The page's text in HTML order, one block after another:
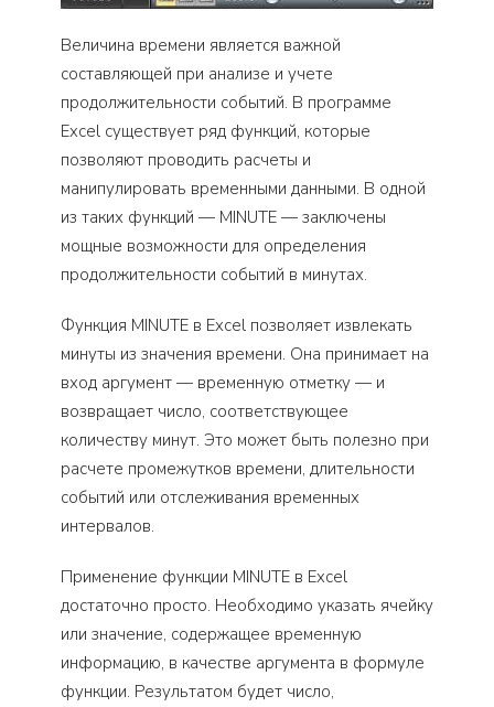
Величина времени является важной
составляющей при анализе и учете
продолжительности событий. В программе
Excel существует ряд функций, которые
позволяют проводить расчеты и
манипулировать временными данными. В одной
из таких функций — MINUTE — заключены
мощные возможности для определения
продолжительности событий в минутах.
Функция MINUTE в Excel позволяет извлекать
минуты из значения времени. Она принимает на
вход аргумент — временную отметку — и
возвращает число, соответствующее
количеству минут. Это может быть полезно при
расчете промежутков времени, длительности
событий или отслеживания временных
интервалов.
Применение функции MINUTE в Excel
достаточно просто. Необходимо указать ячейку
или значение, содержащее временную
информацию, в качестве аргумента в формуле
функции. Результатом будет число,